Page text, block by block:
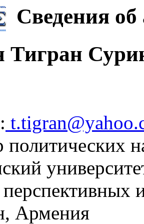
Сведения об
Тигран
политических
Армения